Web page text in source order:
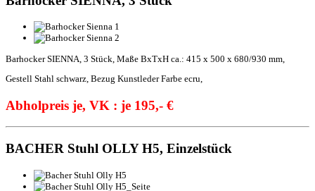
Barhocker SIENNA, 3 Stück, Maße BxTxH ca.: 415 x 500 x 680/930 mm,
Gestell Stahl schwarz, Bezug Kunstleder Farbe ecru,
Abholpreis je, VK : je 195,- €
BACHER Stuhl OLLY H5, Einzelstück